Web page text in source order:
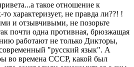
такое отношение к
характеризует, не правда ли??! !
и отзывчивыми, не позорьте
почти одна противная, брюзжащая
работают не только Дикторы,
"русский язык". А
во времена СССР, какой был